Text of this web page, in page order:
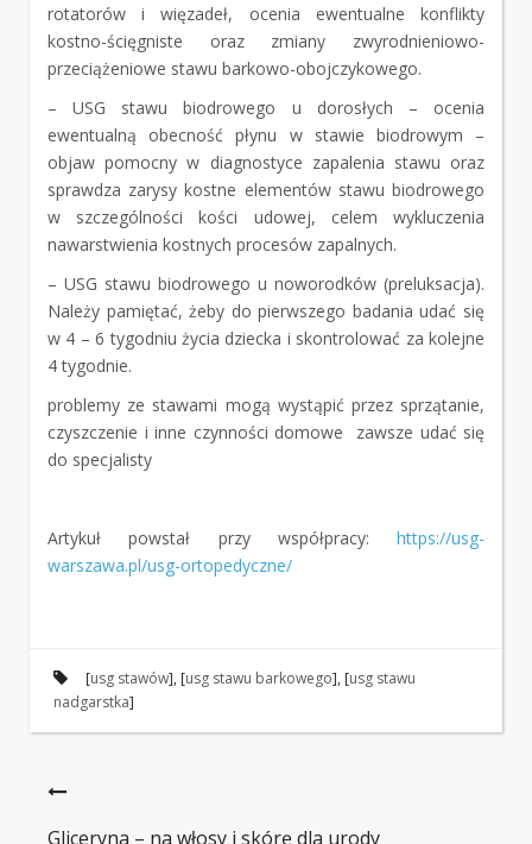
rotatorów i więzadeł, ocenia ewentualne konflikty
kostno-ścięgniste oraz zmiany zwyrodnieniowo-
przeciążeniowe stawu barkowo-obojczykowego.
– USG stawu biodrowego u dorosłych – ocenia
ewentualną obecność płynu w stawie biodrowym –
objaw pomocny w diagnostyce zapalenia stawu oraz
sprawdza zarysy kostne elementów stawu biodrowego
w szczególności kości udowej, celem wykluczenia
nawarstwienia kostnych procesów zapalnych.
– USG stawu biodrowego u noworodków (preluksacja).
Należy pamiętać, żeby do pierwszego badania udać się
w 4 – 6 tygodniu życia dziecka i skontrolować za kolejne
4 tygodnie.
problemy ze stawami mogą wystąpić przez sprzątanie,
czyszczenie i inne czynności domowe zawsze udać się
do specjalisty
Artykuł powstał przy współpracy: https://usg-
warszawa.pl/usg-ortopedyczne/
[usg stawów], [usg stawu barkowego], [usg stawu
nadgarstka]
Gliceryna – na włosy i skórę dla urody